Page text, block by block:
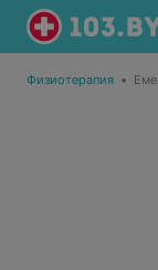
Физиотерапия •